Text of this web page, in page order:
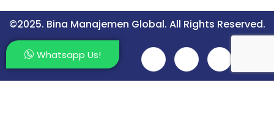
Whatsapp Us!
©2025. Bina Manajemen Global. All Rights Reserved.